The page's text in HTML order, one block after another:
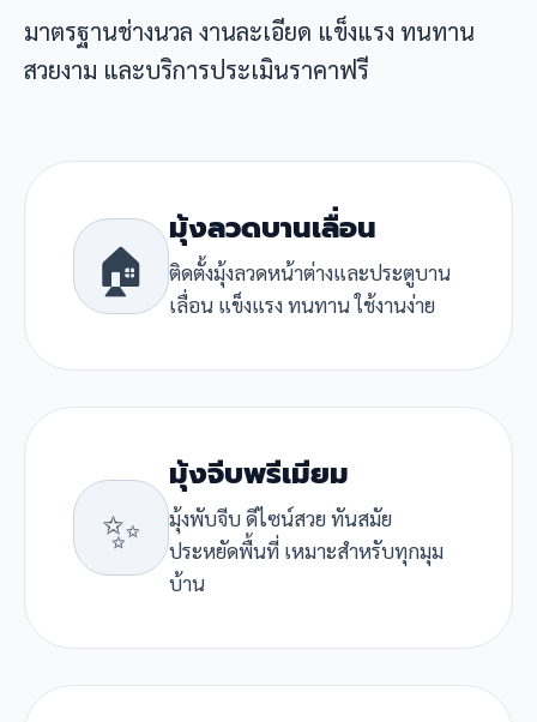
มาตรฐานช่างนวล งานละเอียด แข็งแรง ทนทาน
สวยงาม และบริการประเมินราคาฟรี
🏠
มุ้งลวดบานเลื่อน
ติดตั้งมุ้งลวดหน้าต่างและประตูบาน
เลื่อน แข็งแรง ทนทาน ใช้งานง่าย
✨
มุ้งจีบพรีเมียม
มุ้งพับจีบ ดีไซน์สวย ทันสมัย
ประหยัดพื้นที่ เหมาะสำหรับทุกมุม
บ้าน